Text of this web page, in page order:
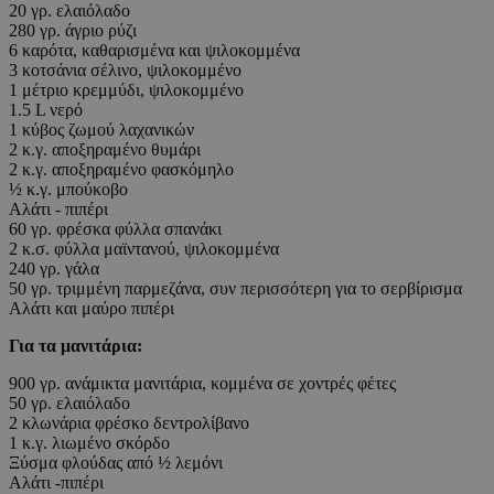
20 γρ. ελαιόλαδο
280 γρ. άγριο ρύζι
6 καρότα, καθαρισμένα και ψιλοκομμένα
3 κοτσάνια σέλινο, ψιλοκομμένο
1 μέτριο κρεμμύδι, ψιλοκομμένο
1.5 L νερό
1 κύβος ζωμού λαχανικών
2 κ.γ. αποξηραμένο θυμάρι
2 κ.γ. αποξηραμένο φασκόμηλο
½ κ.γ. μπούκοβο
Αλάτι - πιπέρι
60 γρ. φρέσκα φύλλα σπανάκι
2 κ.σ. φύλλα μαϊντανού, ψιλοκομμένα
240 γρ. γάλα
50 γρ. τριμμένη παρμεζάνα, συν περισσότερη για το σερβίρισμα
Αλάτι και μαύρο πιπέρι
Για τα μανιτάρια:
900 γρ. ανάμικτα μανιτάρια, κομμένα σε χοντρές φέτες
50 γρ. ελαιόλαδο
2 κλωνάρια φρέσκο δεντρολίβανο
1 κ.γ. λιωμένο σκόρδο
Ξύσμα φλούδας από ½ λεμόνι
Αλάτι -πιπέρι